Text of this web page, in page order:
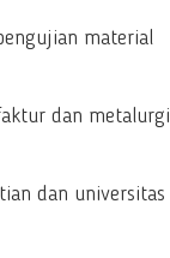
material
dan metalurgi
dan universitas